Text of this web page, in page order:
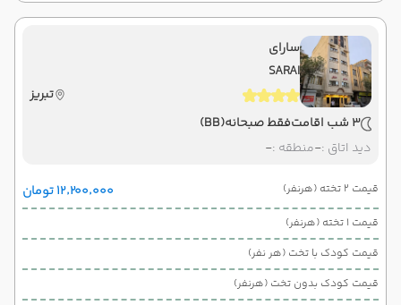
سارای
SARAI
تبریز
3 شب اقامت
فقط صبحانه(BB)
دید اتاق :-منطقه :-
قیمت 2 تخته (هرنفر) ۱۲٬۲۰۰٬۰۰۰ تومان
قیمت 1 تخته (هرنفر)
قیمت کودک با تخت (هر نفر)
قیمت کودک بدون تخت (هرنفر)